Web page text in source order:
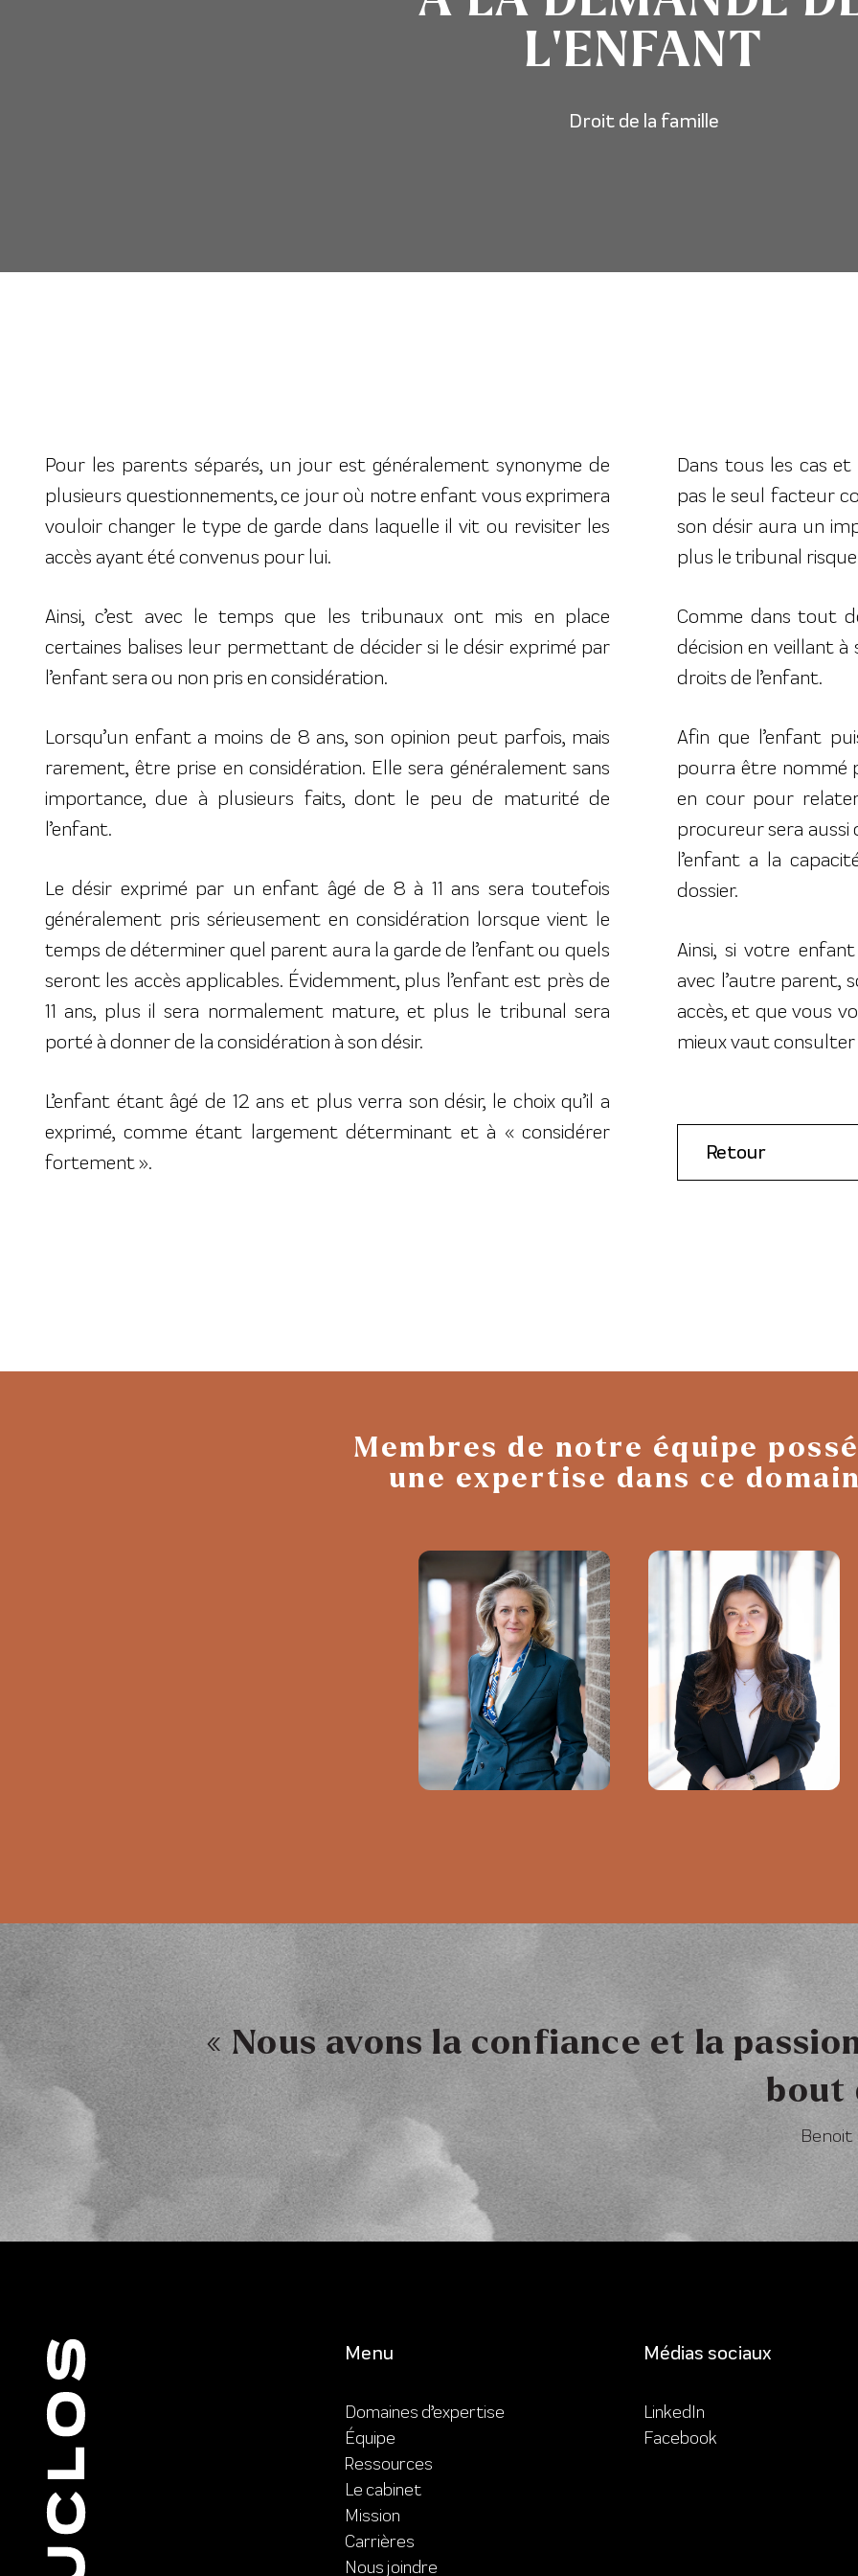
L’ENFANT
Droit de la famille
Pour les parents séparés, un jour est généralement synonyme de
plusieurs questionnements, ce jour où notre enfant vous exprimera
vouloir changer le type de garde dans laquelle il vit ou revisiter les
accès ayant été convenus pour lui.
Ainsi, c’est avec le temps que les tribunaux ont mis en place
certaines balises leur permettant de décider si le désir exprimé par
l’enfant sera ou non pris en considération.
Lorsqu’un enfant a moins de 8 ans, son opinion peut parfois, mais
rarement, être prise en considération. Elle sera généralement sans
importance, due à plusieurs faits, dont le peu de maturité de
l’enfant.
Le désir exprimé par un enfant âgé de 8 à 11 ans sera toutefois
généralement pris sérieusement en considération lorsque vient le
temps de déterminer quel parent aura la garde de l’enfant ou quels
seront les accès applicables. Évidemment, plus l’enfant est près de
11 ans, plus il sera normalement mature, et plus le tribunal sera
porté à donner de la considération à son désir.
L’enfant étant âgé de 12 ans et plus verra son désir, le choix qu’il a
exprimé, comme étant largement déterminant et à « considérer
fortement ».
Dans tous les cas et
pas le seul facteur
son désir aura un
plus le tribunal
Comme dans tout
décision en veillant
droits de l’enfant.
Afin que l’enfant
pourra être nommé
en cour pour
procureur sera aussi
l’enfant a la
dossier.
Ainsi, si votre
avec l’autre parent,
accès, et que vous
mieux vaut
Retour
Membres de notre équipe
une expertise dans ce
« Nous avons la confiance et la
bout
Benoit
Menu
Domaines d’expertise
Équipe
Ressources
Le cabinet
Mission
Carrières
Nous joindre
Médias sociaux
LinkedIn
Facebook